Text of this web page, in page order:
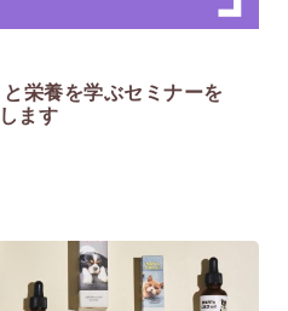
栄養を学ぶセミナーを
ます